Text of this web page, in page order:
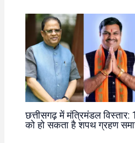
छत्तीसगढ़ में मंत्रिमंडल
को हो सकता है शपथ ग्रहण